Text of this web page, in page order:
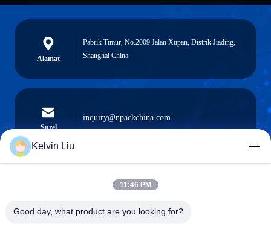
Alamat
Pabrik Timur, No.2009 Jalan Xupan, Distrik Jiading,
Shanghai China
Surel
inquiry@npackchina.com
0086-21-66035560
Kelvin Liu
11:46 PM
Good day, what product are you looking for?